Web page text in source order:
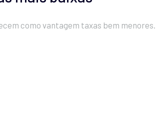
como vantagem taxas bem